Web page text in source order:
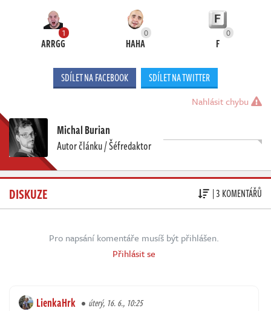
1
ARRGG
0
HAHA
0
F
SDÍLET NA FACEBOOK SDÍLET NA TWITTER
Nahlásit chybu
Michal Burian
Autor článku / Šéfredaktor
DISKUZE | 3 KOMENTÁŘŮ
Pro napsání komentáře musíš být přihlášen.
Přihlásit se
LienkaHrk úterý, 16. 6., 10:25